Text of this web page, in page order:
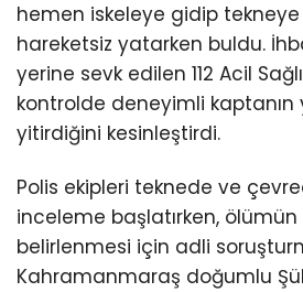
hemen iskeleye gidip tekneye
hareketsiz yatarken buldu.
yerine sevk edilen 112 Acil
kontrolde deneyimli kaptanın
yitirdiğini kesinleştirdi.
Polis ekipleri teknede ve
inceleme başlatırken,
belirlenmesi için adli
Kahramanmaraş doğumlu